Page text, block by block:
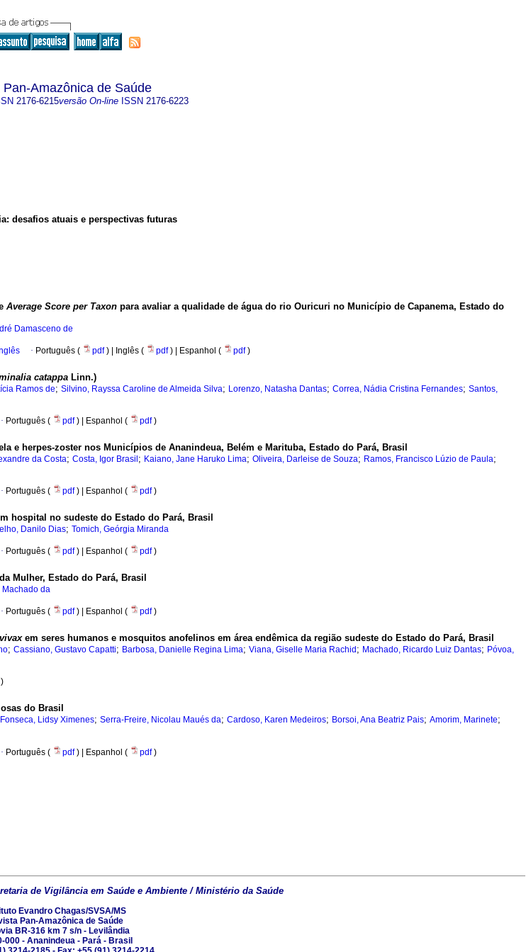
Pan-Amazônica de Saúde
2176-6215versão On-line ISSN 2176-6223
desafios atuais e perspectivas futuras
Average Score per Taxon para avaliar a qualidade de água do rio Ouricuri no Município de Capanema, Estado do
Damasceno de
· Português ( pdf) | Inglês ( pdf) | Espanhol ( pdf)
catappa Linn.)
Ramos de; Silvino, Rayssa Caroline de Almeida Silva; Lorenzo, Natasha Dantas; Correa, Nádia Cristina Fernandes; Santos,
· Português ( pdf) | Espanhol ( pdf)
e herpes-zoster nos Municípios de Ananindeua, Belém e Marituba, Estado do Pará, Brasil
da Costa; Costa, Igor Brasil ; Kaiano, Jane Haruko Lima; Oliveira, Darleise de Souza; Ramos, Francisco Lúzio de Paula;
· Português ( pdf) | Espanhol ( pdf)
hospital no sudeste do Estado do Pará, Brasil
Danilo Dias; Tomich, Geórgia Miranda
· Português ( pdf) | Espanhol ( pdf)
Mulher, Estado do Pará, Brasil
Machado da
· Português ( pdf) | Espanhol ( pdf)
em seres humanos e mosquitos anofelinos em área endêmica da região sudeste do Estado do Pará, Brasil
; Cassiano, Gustavo Capatti; Barbosa, Danielle Regina Lima; Viana, Giselle Maria Rachid ; Machado, Ricardo Luiz Dantas; Póvoa,
)
do Brasil
Fonseca, Lidsy Ximenes; Serra-Freire, Nicolau Maués da; Cardoso, Karen Medeiros; Borsoi, Ana Beatriz Pais; Amorim, Marinete;
· Português ( pdf) | Espanhol ( pdf)
de Vigilância em Saúde e Ambiente / Ministério da Saúde
Evandro Chagas/SVSA/MS
Pan-Amazônica de Saúde
BR-316 km 7 s/n - Levilândia
000 - Ananindeua - Pará - Brasil